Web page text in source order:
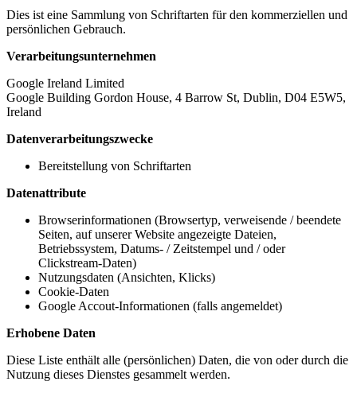
Dies ist eine Sammlung von Schriftarten für den kommerziellen und
persönlichen Gebrauch.
Verarbeitungsunternehmen
Google Ireland Limited
Google Building Gordon House, 4 Barrow St, Dublin, D04 E5W5,
Ireland
Datenverarbeitungszwecke
Bereitstellung von Schriftarten
Datenattribute
Browserinformationen (Browsertyp, verweisende / beendete
Seiten, auf unserer Website angezeigte Dateien,
Betriebssystem, Datums- / Zeitstempel und / oder
Clickstream-Daten)
Nutzungsdaten (Ansichten, Klicks)
Cookie-Daten
Google Accout-Informationen (falls angemeldet)
Erhobene Daten
Diese Liste enthält alle (persönlichen) Daten, die von oder durch die
Nutzung dieses Dienstes gesammelt werden.